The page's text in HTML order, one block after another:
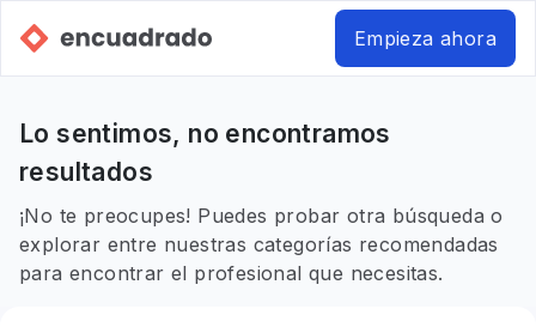
Empieza ahora
Lo sentimos, no encontramos
resultados
¡No te preocupes! Puedes probar otra búsqueda o
explorar entre nuestras categorías recomendadas
para encontrar el profesional que necesitas.